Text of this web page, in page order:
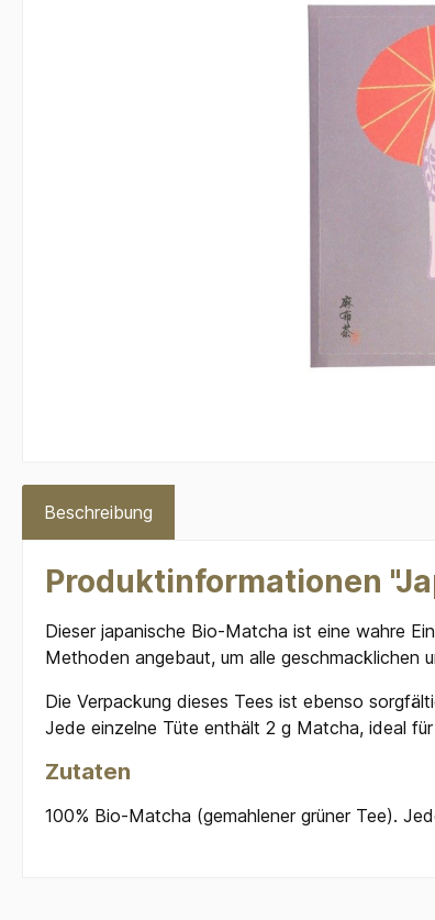
Beschreibung
Produktinformationen
Dieser japanische Bio-Matcha ist eine wahre
Methoden angebaut, um alle geschmacklichen
Die Verpackung dieses Tees ist ebenso
Jede einzelne Tüte enthält 2 g Matcha, ideal
Zutaten
100% Bio-Matcha (gemahlener grüner Tee).